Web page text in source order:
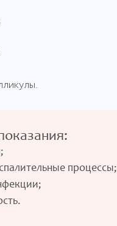
процессы;